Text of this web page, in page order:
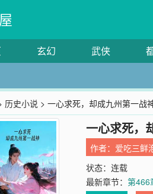
玄幻 武侠
历史小说 > 一心求死，却成九州第一战
一心求死，
作者： 爱吃三鲜
状态：连载
最新章节：第466